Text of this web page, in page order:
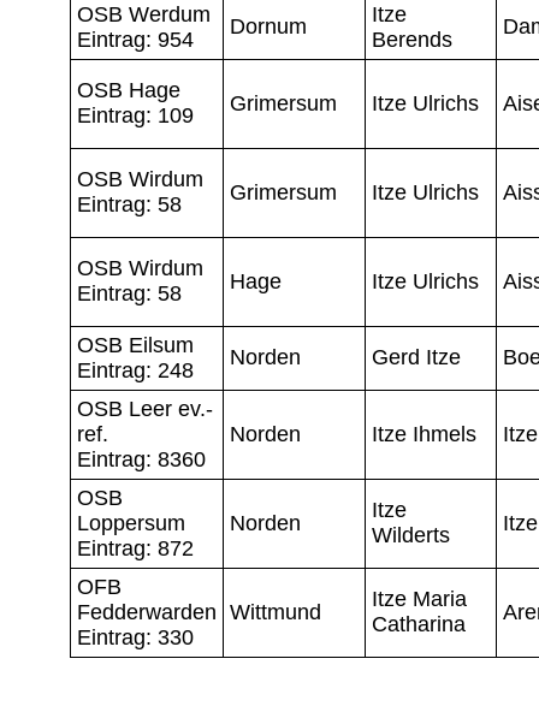
OSB Werdum
Eintrag: 954
Dornum
Itze
Berends
OSB Hage
Eintrag: 109
Grimersum Itze Ulrichs
OSB Wirdum
Eintrag: 58
Grimersum Itze Ulrichs
OSB Wirdum
Eintrag: 58
Hage Itze Ulrichs
OSB Eilsum
Eintrag: 248
Norden Gerd Itze
OSB Leer ev.-
ref.
Eintrag: 8360
Norden Itze Ihmels
OSB
Loppersum
Eintrag: 872
Norden
Itze
Wilderts
OFB
Fedderwarden
Eintrag: 330
Wittmund
Itze Maria
Catharina